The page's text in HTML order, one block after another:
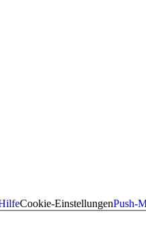
Cookie-EinstellungenPush-